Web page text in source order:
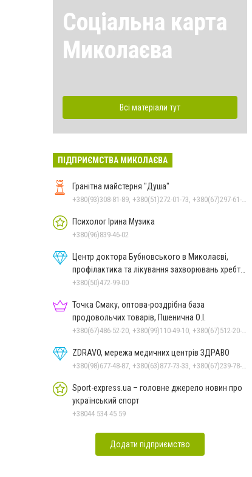
Соціальна карта
Миколаєва
Всі матеріали тут
ПІДПРИЄМСТВА МИКОЛАЄВА
Гранітна майстерня "Душа"
Психолог Ірина Музика
+380(96)839-46-02
Центр доктора Бубновського в Миколаєві,
профілактика та лікування захворювань хребта
і суглобів
+380(50)472-99-00
Точка Смаку, оптова-роздрібна база
продовольчих товарів, Пшенична О.І.
ZDRAVO, мережа медичних центрів ЗДРАВО
Sport-express.ua – головне джерело новин про
український спорт
+38044 534 45 59
Додати підприємство